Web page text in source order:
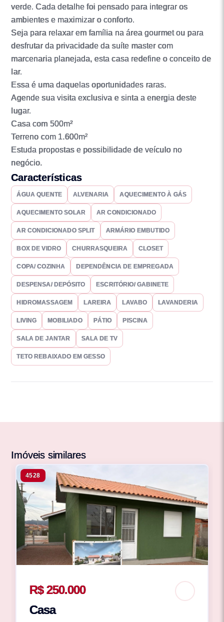
verde. Cada detalhe foi pensado para integrar os
ambientes e maximizar o conforto.
Seja para relaxar em família na área gourmet ou para
desfrutar da privacidade da suíte master com
marcenaria planejada, esta casa redefine o conceito de
lar.
Essa é uma daquelas oportunidades raras.
Agende sua visita exclusiva e sinta a energia deste
lugar.
Casa com 500m²
Terreno com 1.600m²
Estuda propostas e possibilidade de veículo no
negócio.
Características
ÁGUA QUENTE ALVENARIA AQUECIMENTO À GÁS
AQUECIMENTO SOLAR AR CONDICIONADO
AR CONDICIONADO SPLIT ARMÁRIO EMBUTIDO
BOX DE VIDRO CHURRASQUEIRA CLOSET
COPA/ COZINHA DEPENDÊNCIA DE EMPREGADA
DESPENSA/ DEPÓSITO ESCRITÓRIO/ GABINETE
HIDROMASSAGEM LAREIRA LAVABO LAVANDERIA
LIVING MOBILIADO PÁTIO PISCINA
SALA DE JANTAR SALA DE TV
TETO REBAIXADO EM GESSO
Imóveis similares
4528
R$ 250.000
Casa